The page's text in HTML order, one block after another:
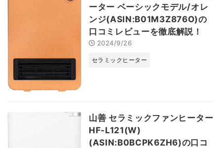
ーター ベーシックモデル/オレ
ンジ(ASIN:B01M3Z876O)の
口コミレビューを徹底解説！
2024/9/26
セラミックヒーター
山善 セラミックファンヒーター
HF-L121(W)
(ASIN:B0BCPK6ZH6)の口コ